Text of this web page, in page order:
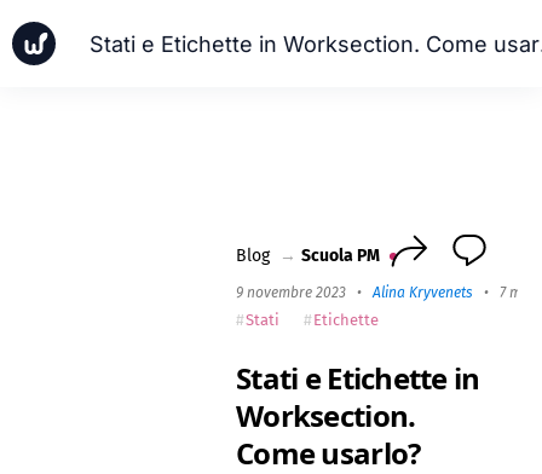
Blog → Scuola PM
9 novembre 2023 •Alina Kryvenets • 7 min
Stati Etichette
Stati e Etichette in
Worksection.
Come usarlo?